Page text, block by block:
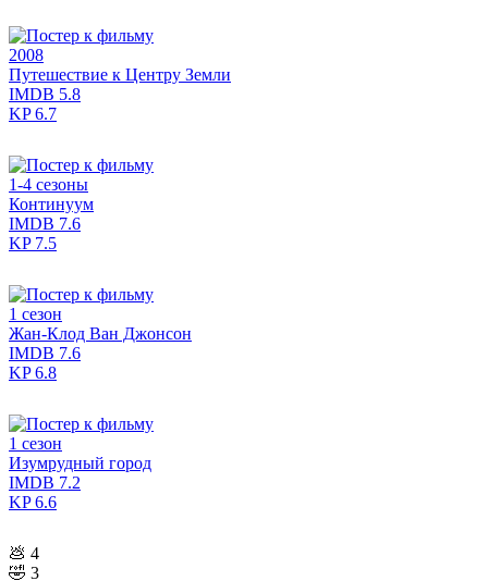
2008
Путешествие к Центру Земли
IMDB 5.8
KP6.7
1-4 сезоны
Континуум
IMDB 7.6
KP7.5
1 сезон
Жан-Клод Ван Джонсон
IMDB 7.6
KP6.8
1 сезон
Изумрудный город
IMDB 7.2
KP6.6
💩 4
🤣 3